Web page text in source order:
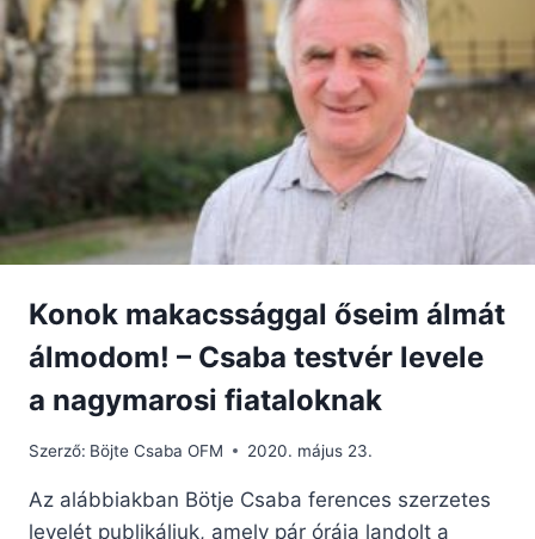
Konok makacssággal őseim álmát
álmodom! – Csaba testvér levele
a nagymarosi fiataloknak
Szerző: Böjte Csaba OFM 2020. május 23.
Az alábbiakban Bötje Csaba ferences szerzetes
levelét publikáljuk, amely pár órája landolt a